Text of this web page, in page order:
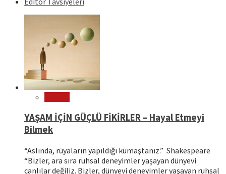
YAŞAM İÇİN GÜÇLÜ FİKİRLER – Hayal Etmeyi
Bilmek
“Aslında, rüyaların yapıldığı kumaştanız.” Shakespeare
“Bizler, ara sıra ruhsal deneyimler yaşayan dünyevi
canlılar değiliz. Bizler, dünyevi deneyimler yaşayan ruhsal